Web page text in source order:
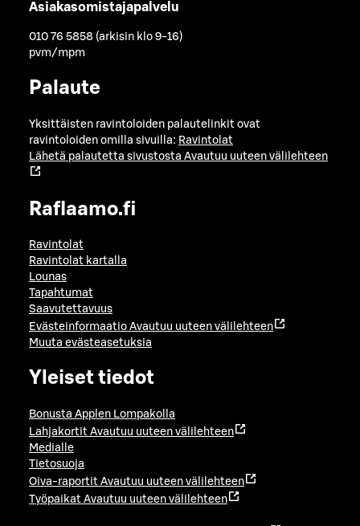
Asiakasomistajapalvelu
010 76 5858 (arkisin klo 9-16)
pvm/mpm
Palaute
Yksittäisten ravintoloiden palautelinkit ovat
ravintoloiden omilla sivuilla: Ravintolat
Lähetä palautetta sivustosta Avautuu uuteen välilehteen
Raflaamo.fi
Ravintolat
Ravintolat kartalla
Lounas
Tapahtumat
Saavutettavuus
Evästeinformaatio Avautuu uuteen välilehteen
Muuta evästeasetuksia
Yleiset tiedot
Bonusta Applen Lompakolla
Lahjakortit Avautuu uuteen välilehteen
Medialle
Tietosuoja
Oiva-raportit Avautuu uuteen välilehteen
Työpaikat Avautuu uuteen välilehteen